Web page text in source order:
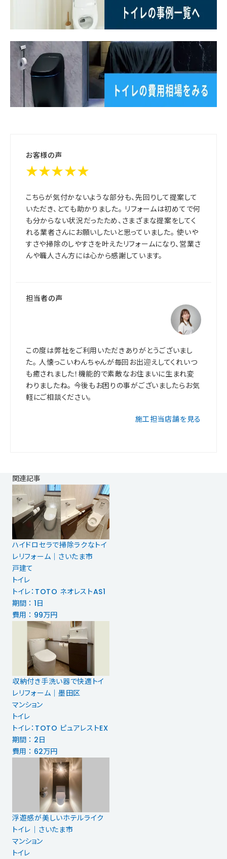
お客様の声
★★★★★
こちらが気付かないような部分も、先回りして提案して
いただき、とても助かりました。 リフォームは初めてで何
も分からない状況だったため、さまざまな提案をしてく
れる業者さんにお願いしたいと思っていました。 使いや
すさや掃除のしやすさを叶えたリフォームになり、営業さ
んや職人さん方には心から感謝しています。
担当者の声
この度は弊社をご利用いただきありがとうございまし
た。 人懐っこいわんちゃんが毎回お出迎えしてくれいつ
も癒されました！機能的で素敵なお住まいに生まれ変
わりましたね。 今後もお困りの事がございましたらお気
軽にご相談ください。
施工担当店舗を見る
関連記事
ハイドロセラで掃除ラクなトイ
レリフォーム｜さいたま市
戸建て
トイレ
トイレ：TOTO ネオレストAS1
期間 ： 1日
費用 ： 99万円
収納付き手洗い器で快適トイ
レリフォーム｜墨田区
マンション
トイレ
トイレ：TOTO ピュアレストEX
期間 ： 2日
費用 ： 62万円
浮遊感が美しいホテルライク
トイレ｜さいたま市
マンション
トイレ